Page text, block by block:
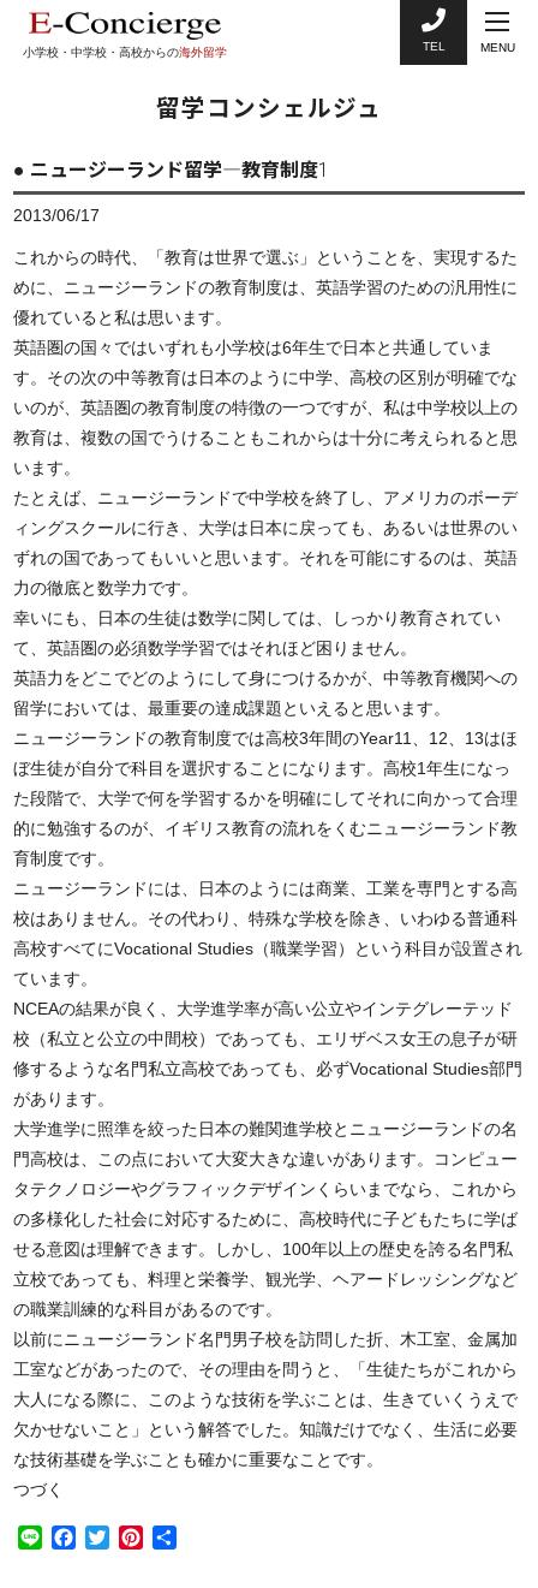
小学校・中学校・高校からの海外留学 TEL MENU
留学コンシェルジュ
● ニュージーランド留学―教育制度1
2013/06/17
これからの時代、「教育は世界で選ぶ」ということを、実現するた
めに、ニュージーランドの教育制度は、英語学習のための汎用性に
優れていると私は思います。
英語圏の国々ではいずれも小学校は6年生で日本と共通していま
す。その次の中等教育は日本のように中学、高校の区別が明確でな
いのが、英語圏の教育制度の特徴の一つですが、私は中学校以上の
教育は、複数の国でうけることもこれからは十分に考えられると思
います。
たとえば、ニュージーランドで中学校を終了し、アメリカのボーデ
ィングスクールに行き、大学は日本に戻っても、あるいは世界のい
ずれの国であってもいいと思います。それを可能にするのは、英語
力の徹底と数学力です。
幸いにも、日本の生徒は数学に関しては、しっかり教育されてい
て、英語圏の必須数学学習ではそれほど困りません。
英語力をどこでどのようにして身につけるかが、中等教育機関への
留学においては、最重要の達成課題といえると思います。
ニュージーランドの教育制度では高校3年間のYear11、12、13はほ
ぼ生徒が自分で科目を選択することになります。高校1年生になっ
た段階で、大学で何を学習するかを明確にしてそれに向かって合理
的に勉強するのが、イギリス教育の流れをくむニュージーランド教
育制度です。
ニュージーランドには、日本のようには商業、工業を専門とする高
校はありません。その代わり、特殊な学校を除き、いわゆる普通科
高校すべてにVocational Studies（職業学習）という科目が設置され
ています。
NCEAの結果が良く、大学進学率が高い公立やインテグレーテッド
校（私立と公立の中間校）であっても、エリザベス女王の息子が研
修するような名門私立高校であっても、必ずVocational Studies部門
があります。
大学進学に照準を絞った日本の難関進学校とニュージーランドの名
門高校は、この点において大変大きな違いがあります。コンピュー
タテクノロジーやグラフィックデザインくらいまでなら、これから
の多様化した社会に対応するために、高校時代に子どもたちに学ば
せる意図は理解できます。しかし、100年以上の歴史を誇る名門私
立校であっても、料理と栄養学、観光学、ヘアードレッシングなど
の職業訓練的な科目があるのです。
以前にニュージーランド名門男子校を訪問した折、木工室、金属加
工室などがあったので、その理由を問うと、「生徒たちがこれから
大人になる際に、このような技術を学ぶことは、生きていくうえで
欠かせないこと」という解答でした。知識だけでなく、生活に必要
な技術基礎を学ぶことも確かに重要なことです。
つづく
Line Facebook
TwitterPinterest